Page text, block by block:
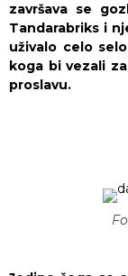
završava se
Tandarabriks i
uživalo celo
koga bi vezali
proslavu.